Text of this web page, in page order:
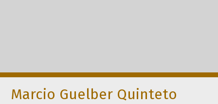
Marcio Guelber Quinteto